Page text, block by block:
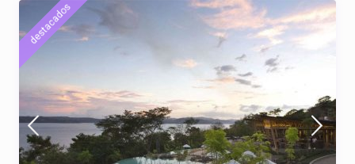
destacados